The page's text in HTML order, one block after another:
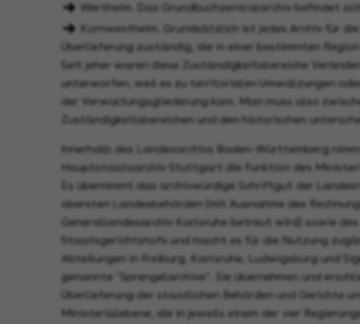
Wertheim . Das Grundbuchzentralarchiv befindet
Kornwestheim . Grundsätzlich ist jedes Archiv für
Überlieferung zuständig, die in einer bestimmten
Seit jeher waren diese Zuständigkeitsbereiche
unterworfen, weil es zu territorialen Umwälzungen
der Verwaltungsgliederung kam. Man muss also
Zuständigkeitsbereichen und den historischen
Innerhalb des Landesarchivs Baden-Württemberg
Hauptstaatsarchiv Stuttgart die Funktion des
Es übernimmt das archivwürdige Schriftgut der
obersten Landesbehörden (mit Ausnahme des
Generallandesarchiv Karlsruhe betreut wird) sowie des
Staatsgerichtshofs und macht es für die Nutzung
Abteilungen in Freiburg, Karlsruhe, Ludwigsburg und
genannte "Sprengelarchive". Sie übernehmen und
Überlieferung der staatlichen Behörden und Gerichte
Ministerialebene, die in jeweils einem der vier